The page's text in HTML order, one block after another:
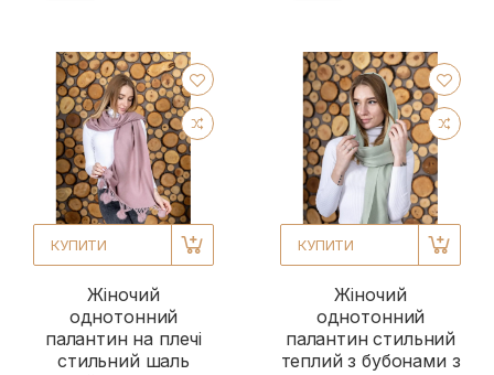
КУПИТИ
Жіночий
однотонний
палантин на плечі
стильний шаль
КУПИТИ
Жіночий
однотонний
палантин стильний
теплий з бубонами з